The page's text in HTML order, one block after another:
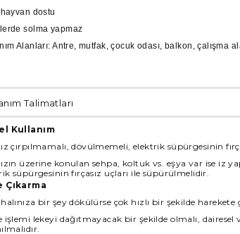
dostu
solma yapmaz
Alanları: Antre, mutfak, çocuk odası, balkon, çalışma
Talimatları
Kullanım
çırpılmamalı, dövülmemeli, elektrik süpürgesinin
üzerine konulan sehpa, koltuk vs. eşya var ise iz
süpürgesinin fırçasız uçları ile süpürülmelidir.
Çıkarma
bir şey dökülürse çok hızlı bir şekilde harekete
işlemi lekeyi dağıtmayacak bir şekilde olmalı,